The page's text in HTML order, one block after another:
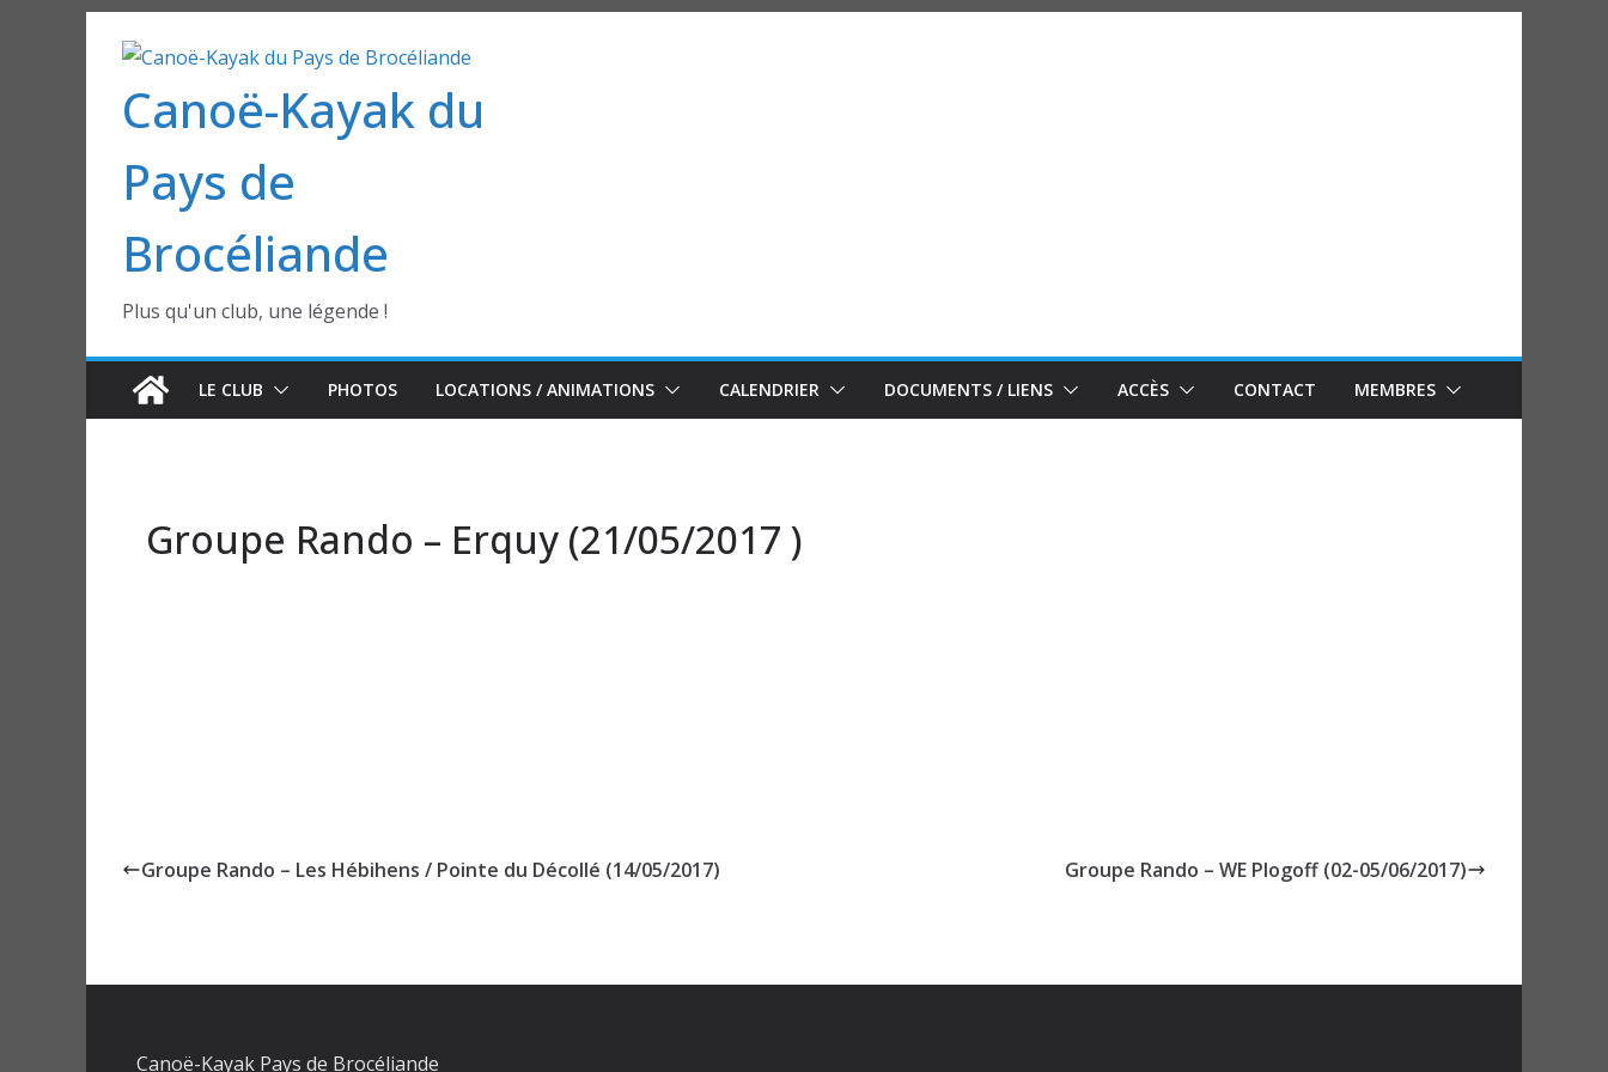
contenuCanoë-Kayak du
Pays de
Brocéliande
Plus qu'un club, une légende !
LE CLUB PHOTOS LOCATIONS / ANIMATIONS CALENDRIER DOCUMENTS / LIENS ACCÈS CONTACT MEMBRES
Groupe Rando – Erquy (21/05/2017 )
Groupe Rando – Les Hébihens / Pointe du Décollé (14/05/2017) Groupe Rando – WE Plogoff (02-05/06/2017)
Canoë-Kayak Pays de Brocéliande